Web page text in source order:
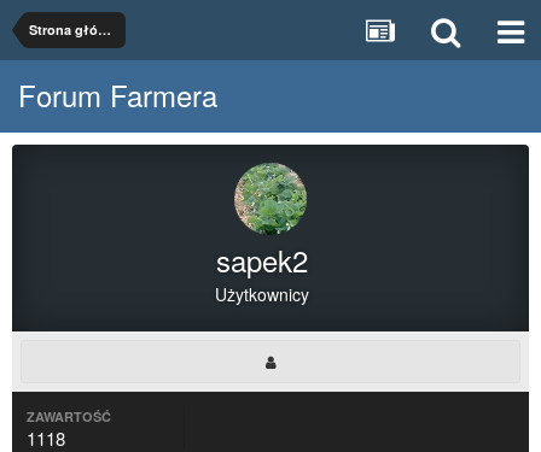
Strona główna
Forum Farmera
sapek2
Użytkownicy
ZAWARTOŚĆ
1118